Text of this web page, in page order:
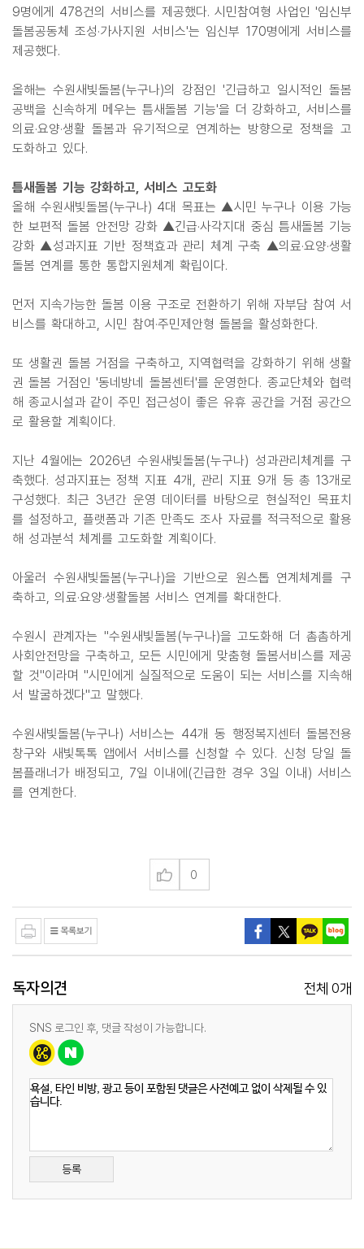
9명에게 478건의 서비스를 제공했다. 시민참여형 사업인 '임신부
돌봄공동체 조성·가사지원 서비스'는 임신부 170명에게 서비스를
제공했다.
올해는 수원새빛돌봄(누구나)의 강점인 '긴급하고 일시적인 돌봄
공백을 신속하게 메우는 틈새돌봄 기능'을 더 강화하고, 서비스를
의료·요양·생활 돌봄과 유기적으로 연계하는 방향으로 정책을 고
도화하고 있다.
틈새돌봄 기능 강화하고, 서비스 고도화
올해 수원새빛돌봄(누구나) 4대 목표는 ▲시민 누구나 이용 가능
한 보편적 돌봄 안전망 강화 ▲긴급·사각지대 중심 틈새돌봄 기능
강화 ▲성과지표 기반 정책효과 관리 체계 구축 ▲의료·요양·생활
돌봄 연계를 통한 통합지원체계 확립이다.
먼저 지속가능한 돌봄 이용 구조로 전환하기 위해 자부담 참여 서
비스를 확대하고, 시민 참여·주민제안형 돌봄을 활성화한다.
또 생활권 돌봄 거점을 구축하고, 지역협력을 강화하기 위해 생활
권 돌봄 거점인 '동네방네 돌봄센터'를 운영한다. 종교단체와 협력
해 종교시설과 같이 주민 접근성이 좋은 유휴 공간을 거점 공간으
로 활용할 계획이다.
지난 4월에는 2026년 수원새빛돌봄(누구나) 성과관리체계를 구
축했다. 성과지표는 정책 지표 4개, 관리 지표 9개 등 총 13개로
구성했다. 최근 3년간 운영 데이터를 바탕으로 현실적인 목표치
를 설정하고, 플랫폼과 기존 만족도 조사 자료를 적극적으로 활용
해 성과분석 체계를 고도화할 계획이다.
아울러 수원새빛돌봄(누구나)을 기반으로 원스톱 연계체계를 구
축하고, 의료·요양·생활돌봄 서비스 연계를 확대한다.
수원시 관계자는 "수원새빛돌봄(누구나)을 고도화해 더 촘촘하게
사회안전망을 구축하고, 모든 시민에게 맞춤형 돌봄서비스를 제공
할 것"이라며 "시민에게 실질적으로 도움이 되는 서비스를 지속해
서 발굴하겠다"고 말했다.
수원새빛돌봄(누구나) 서비스는 44개 동 행정복지센터 돌봄전용
창구와 새빛톡톡 앱에서 서비스를 신청할 수 있다. 신청 당일 돌
봄플래너가 배정되고, 7일 이내에(긴급한 경우 3일 이내) 서비스
를 연계한다.
0
독자의견 전체 0개
SNS 로그인 후, 댓글 작성이 가능합니다.
등록